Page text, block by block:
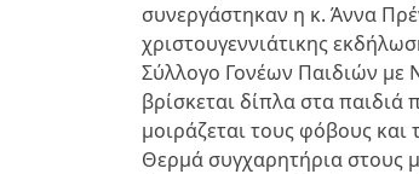
συνεργάστηκαν η κ. Άννα
χριστουγεννιάτικης
Σύλλογο Γονέων Παιδιών με
βρίσκεται δίπλα στα παιδιά
μοιράζεται τους φόβους και
Θερμά συγχαρητήρια στους